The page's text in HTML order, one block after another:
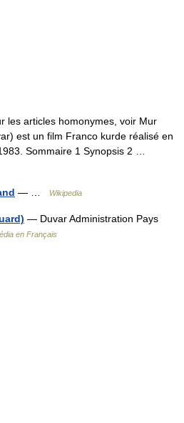
articles homonymes, voir Mur
est un film Franco kurde réalisé en
Sommaire 1 Synopsis 2 …
— … Wikipedia
— Duvar Administration Pays
en Français